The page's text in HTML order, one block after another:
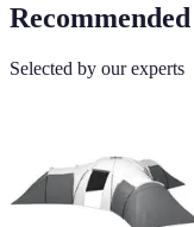
Selected by our experts